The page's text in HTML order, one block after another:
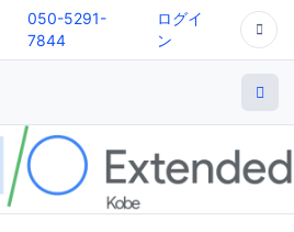
050-5291-
7844
ログイ
ン